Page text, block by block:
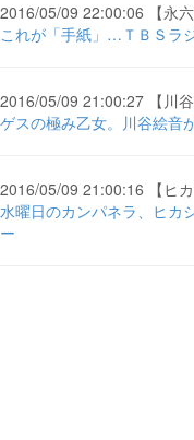
2016/05/09 22:00:06 【永六
これが「手紙」…ＴＢＳラ
2016/05/09 21:00:27 【川谷
ゲスの極み乙女。川谷絵音
2016/05/09 21:00:16 【ヒカ
水曜日のカンパネラ、ヒカ
ー